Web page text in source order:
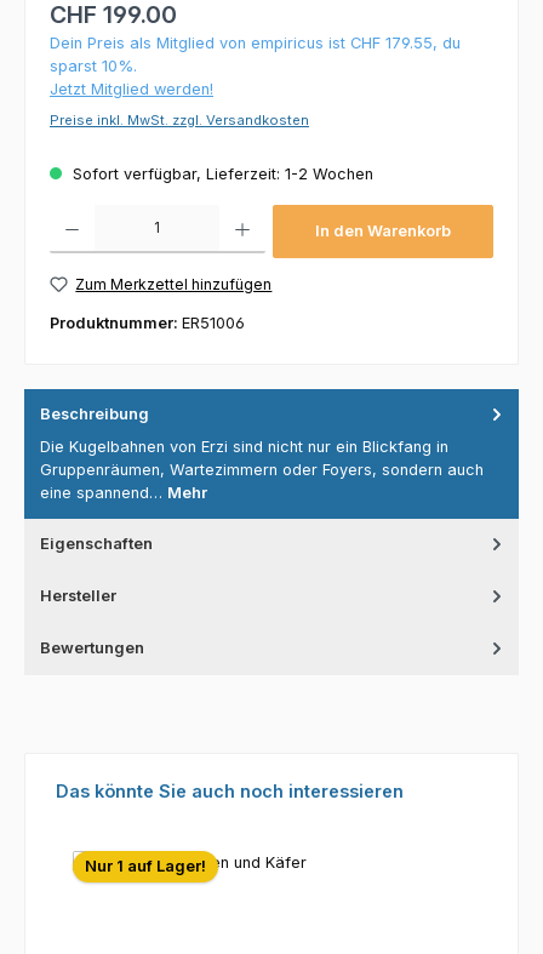
CHF 199.00
Dein Preis als Mitglied von empiricus ist CHF 179.55, du
sparst 10%.
Jetzt Mitglied werden!
Preise inkl. MwSt. zzgl. Versandkosten
Sofort verfügbar, Lieferzeit: 1-2 Wochen
In den Warenkorb
Zum Merkzettel hinzufügen
Produktnummer: ER51006
Beschreibung
Die Kugelbahnen von Erzi sind nicht nur ein Blickfang in
Gruppenräumen, Wartezimmern oder Foyers, sondern auch
eine spannend… Mehr
Eigenschaften
Hersteller
Bewertungen
Produktgalerie überspringen
Das könnte Sie auch noch interessieren
Nur 1 auf Lager!